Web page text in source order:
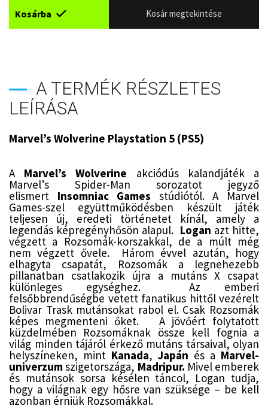
Kosárba Kosár megtekintése
A TERMÉK RÉSZLETES
LEÍRÁSA
Marvel’s Wolverine Playstation 5 (PS5)
A Marvel’s Wolverine akciódús kalandjáték a
Marvel’s Spider-Man sorozatot jegyző
elismert Insomniac Games stúdiótól. A Marvel
Games-szel együttműködésben készült játék
teljesen új, eredeti történetet kínál, amely a
legendás képregényhősön alapul. Logan azt hitte,
végzett a Rozsomák-korszakkal, de a múlt még
nem végzett ővele. Három évvel azután, hogy
elhagyta csapatát, Rozsomák a legnehezebb
pillanatban csatlakozik újra a mutáns X csapat
különleges egységhez. Az emberi
felsőbbrendűségbe vetett fanatikus hittől vezérelt
Bolivar Trask mutánsokat rabol el. Csak Rozsomák
képes megmenteni őket. A jövőért folytatott
küzdelmében Rozsomáknak össze kell fognia a
világ minden tájáról érkező mutáns társaival, olyan
helyszíneken, mint Kanada, Japán és a Marvel-
univerzumszigetországa, Madripur. Mivel emberek
és mutánsok sorsa késélen táncol, Logan tudja,
hogy a világnak egy hősre van szüksége – be kell
azonban érniük Rozsomákkal.